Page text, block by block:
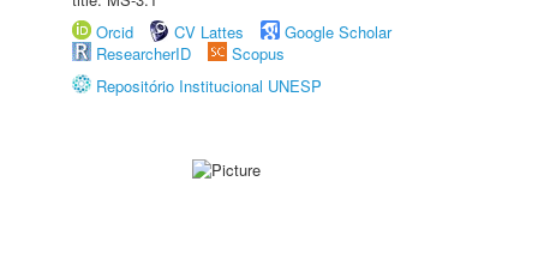
Orcid
CV Lattes
Google Scholar
ResearcherID
Scopus
Repositório Institucional UNESP